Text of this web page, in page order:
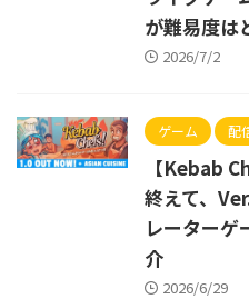
が難易度は
2026/7/2
ゲーム 配
【Kebab
終えて、
レーターゲ
介
2026/6/29